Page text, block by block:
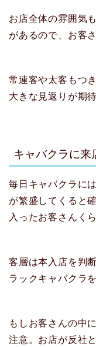
お店全体の雰囲気
があるので、お客
常連客や太客もつ
大きな見返りが期
キャバクラに来
毎日キャバクラに
が繁盛してくると
入ったお客さんく
客層は本入店を判
ラックキャバクラ
もしお客さんの中
注意。お店が反社